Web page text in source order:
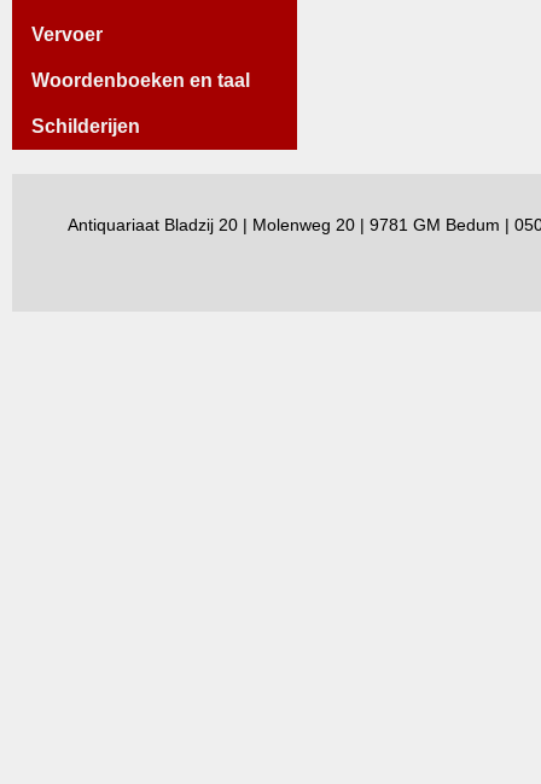
Vervoer
Woordenboeken en taal
Schilderijen
Antiquariaat Bladzij 20 | Molenweg 20 | 9781 GM Bedum |